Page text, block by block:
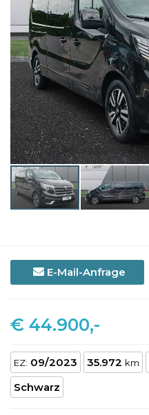
E-Mail-Anfrage
€ 44.900,-
EZ: 09/2023 35.972 km
Schwarz